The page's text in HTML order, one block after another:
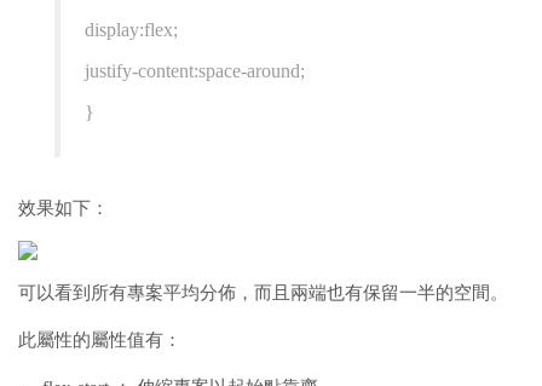
display:flex;
justify-content:space-around;
}
效果如下：
可以看到所有專案平均分佈，而且兩端也有保留一半的空間。
此屬性的屬性值有：